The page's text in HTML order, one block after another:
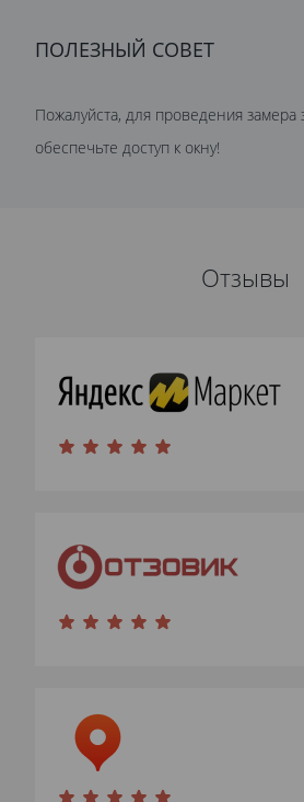
ПОЛЕЗНЫЙ СОВЕТ
Пожалуйста, для проведения
обеспечьте доступ к окну!
Отзывы